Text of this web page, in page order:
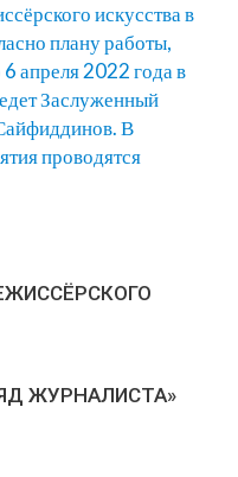
искусства в
плану работы,
апреля 2022 года в
Заслуженный
В
проводятся
ЖУРНАЛИСТА»